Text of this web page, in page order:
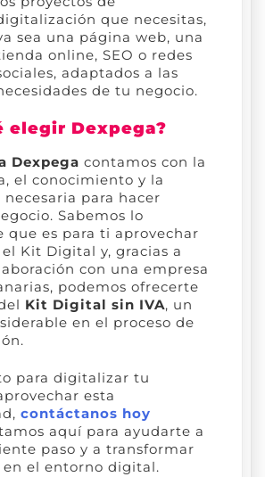
que necesitas,
sea una página web, una
online, SEO o redes
adaptados a las
de tu negocio.
elegir Dexpega?
Dexpega contamos con la
el conocimiento y la
para hacer
Sabemos lo
que es para ti aprovechar
Kit Digital y, gracias a
con una empresa
podemos ofrecerte
Kit Digital sin IVA, un
en el proceso de
para digitalizar tu
esta
contáctanos hoy
aquí para ayudarte a
paso y a transformar
el entorno digital.